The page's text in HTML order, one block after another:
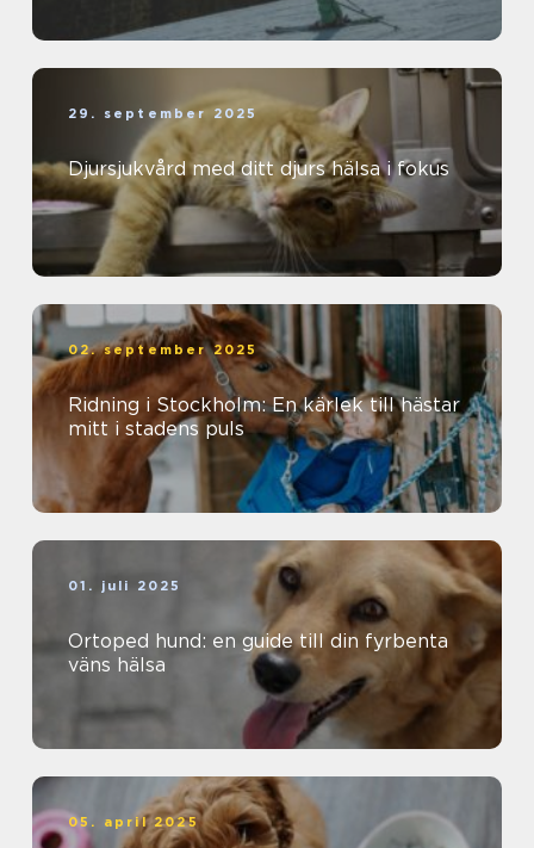
29. september 2025
Djursjukvård med ditt djurs hälsa i fokus
02. september 2025
Ridning i Stockholm: En kärlek till hästar
mitt i stadens puls
01. juli 2025
Ortoped hund: en guide till din fyrbenta
väns hälsa
05. april 2025